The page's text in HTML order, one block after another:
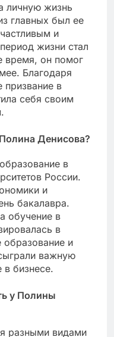
личную жизнь
главных был ее
и
жизни стал
время, он помог
Благодаря
призвание в
себя своим
Денисова?
в
России.
и
бакалавра.
обучение в
в
образование и
важную
в бизнесе.
у Полины
разными видами